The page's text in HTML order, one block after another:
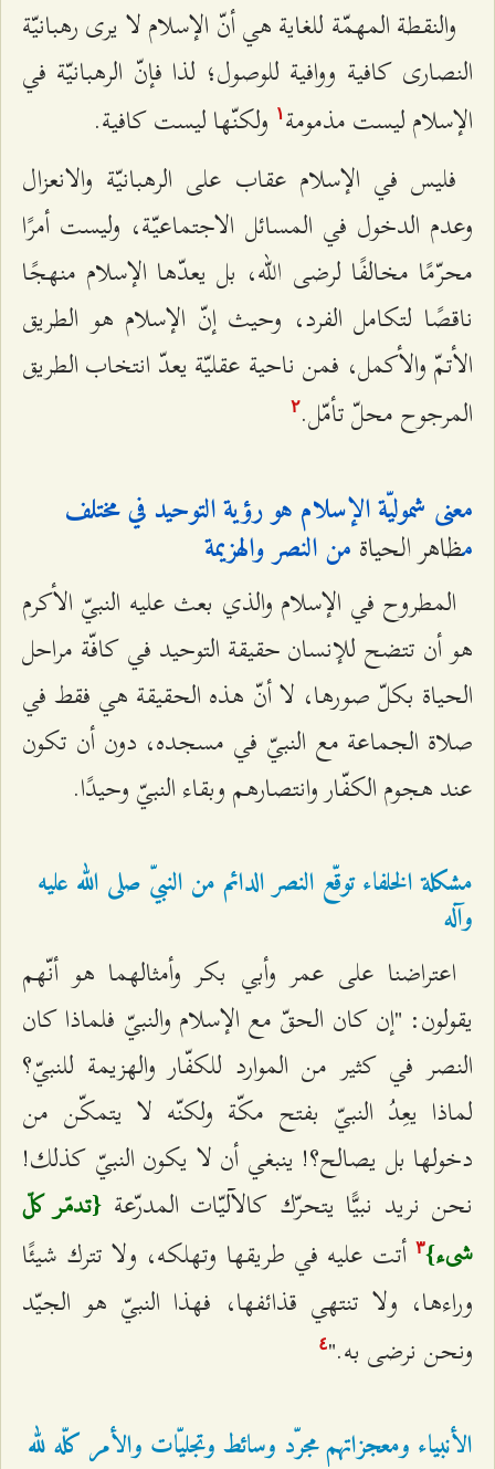
والنقطة المهمّة للغاية هي أنّ الإسلام لا يرى رهبانيّة
النصارى كافية ووافية للوصول؛ لذا فإنّ الرهبانيّة في
الإسلام ليست مذمومة ۱ ولكنّها ليست كافية.
فليس في الإسلام عقاب على الرهبانيّة والانعزال
وعدم الدخول في المسائل الاجتماعیّة، وليست أمرًا
محرّمًا مخالفًا لرضى الله، بل يعدّها الإسلام منهجًا
ناقصًا لتكامل الفرد، وحيث إنّ الإسلام هو الطريق
الأتمّ والأكمل، فمن ناحية عقليّة يعدّ انتخاب الطريق
المرجوح محلّ تأمّل.٢
معنى شموليّة الإسلام هو رؤية التوحيد في مختلف
مظاهر الحياة من النصر والهزيمة
المطروح في الإسلام والذي بعث عليه النبيّ الأكرم
هو أن تتضح للإنسان حقيقة التوحيد في كافّة مراحل
الحياة بكلّ صورها، لا أنّ هذه الحقيقة هي فقط في
صلاة الجماعة مع النبيّ في مسجده، دون أن تكون
عند هجوم الكفّار وانتصارهم وبقاء النبيّ وحيدًا.
مشكلة الخلفاء توقّع النصر الدائم من النبيّ صلى الله عليه
وآله
اعتراضنا على عمر وأبي بكر وأمثالهما هو أنّهم
يقولون: "إن كان الحقّ مع الإسلام والنبيّ فلماذا كان
النصر في كثير من الموارد للكفّار والهزيمة للنبيّ؟
لماذا يعِدُ النبيّ بفتح مكّة ولكنّه لا يتمكّن من
دخولها بل يصالح؟! ينبغي أن لا يكون النبيّ كذلك!
نحن نريد نبيًّا يتحرّك كالآليّات المدرّعة {تدمّر كلّ
شيء}٣ أتت عليه في طريقها وتهلكه، ولا تترك شيئًا
وراءها، ولا تنتهي قذائفها، فهذا النبيّ هو الجيّد
ونحن نرضى به."٤
الأنبياء ومعجزاتهم مجرّد وسائط وتجليّات والأمر كلّه لله